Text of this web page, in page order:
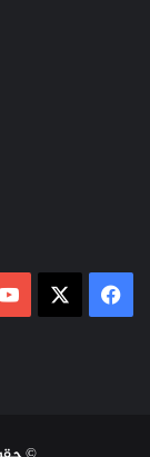
فيسبوك